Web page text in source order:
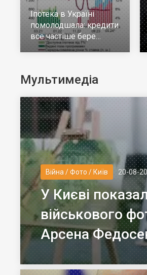
Іпотека в Україні
помолодшала: кредити
все частіше бере
молодь до 30 років
Мультимедіа
Війна / Фото / Київ 20-08-
У Києві
військового
Арсена
загинув на війні